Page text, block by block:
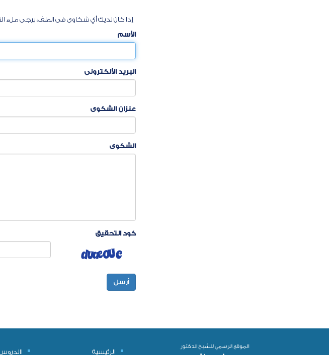
إذا كان لديك أي شكاوى فى الملف، يرجى ملء
الأسم
البريد الألكترونى
عنزان الشكوى
الشكوى
كود التحقيق
أرسل
الرئيسية